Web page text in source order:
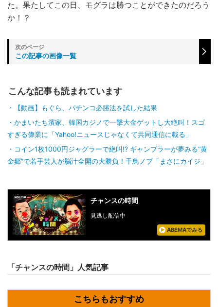
た。果たしてこの日、モグラは勝つことができたのだろう
か！？
この記事の画像一覧
こんな記事も読まれています
【動画】もぐら、パチンコ必勝法を試した結果
かまいたち濱家、韓国カジノで一撃大金ゲットし大絶叫！スゴ
すぎる偉業に「Yahoo!ニュースじゃなくて共同通信に載る」
コイン1枚1000円ジャグラーで絶叫!? ギャンブラーが夢みる“黄
金郷”で若手芸人が脳汁全開の大勝負！千鳥ノブ「まさにカイジ」
チャンスの時間
見逃し配信中
ABEMAでみる
「チャンスの時間」人気記事